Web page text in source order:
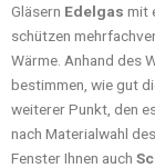
Gläsern Edelgas mit
schützen
Wärme. Anhand des
bestimmen, wie gut
weiterer Punkt, den
nach Materialwahl
Fenster Ihnen auch